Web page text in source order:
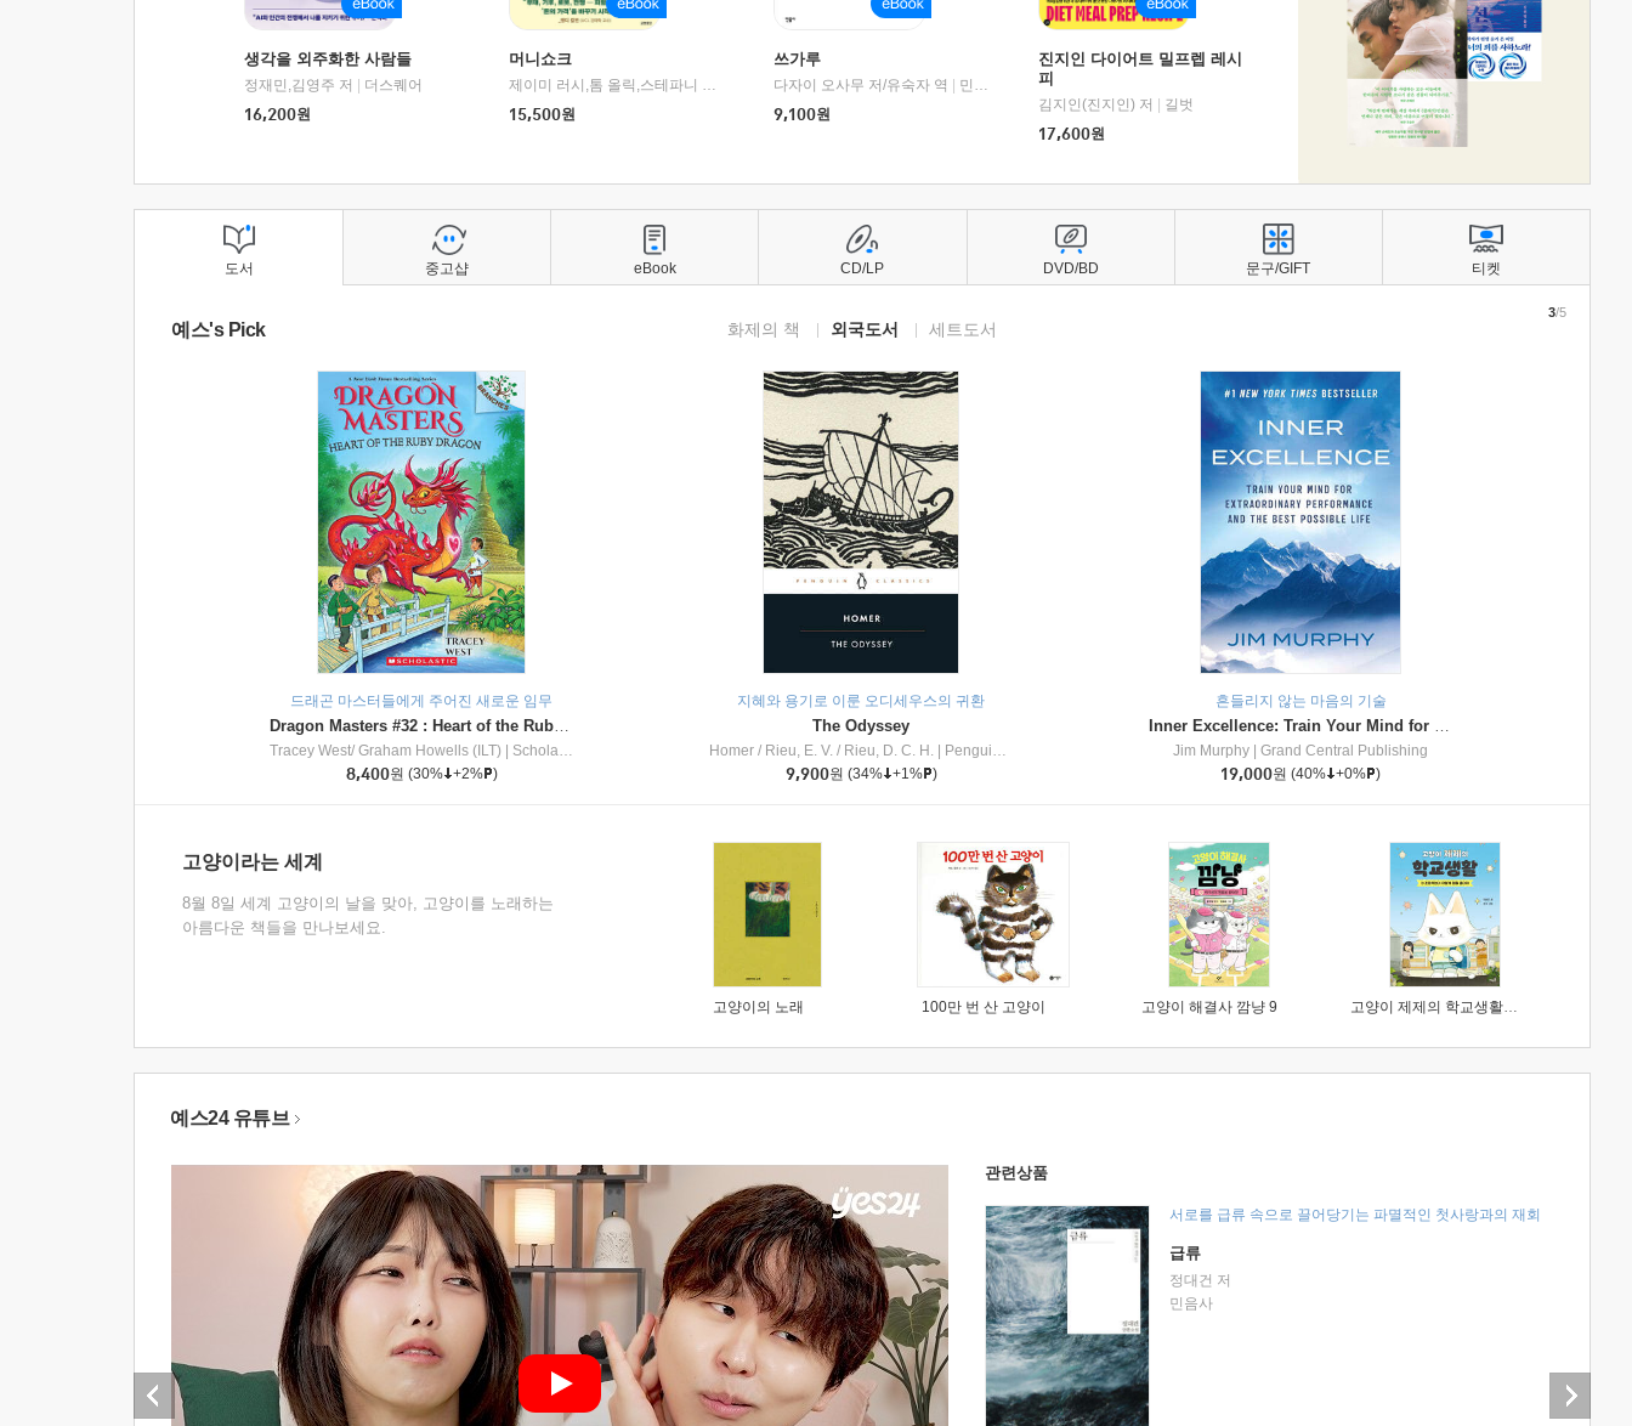
생각을 외주화한 사람들
정재민,김영주 저
더스퀘어
16,200원
머니쇼크
제이미 러시,톰 올릭,스테파니 플랜더스 편저/임경은 역/박정호 감수 |
교보문고
15,500원
쓰가루
다자이 오사무 저/유숙자 역
민음사
9,100원
진지인 다이어트 밀프렙 레시
피
김지인(진지인) 저
길벗
17,600원
도서
예스's Pick 화제의 책 외국도서 세트도서
드래곤 마스터들에게 주어진 새로운 임무
Dragon Masters #32 : Heart of the Ruby Dragon (A Branches Book)
Tracey West/ Graham Howells (ILT)
Scholastic Inc
8,400원 (30% +2% )
지혜와 용기로 이룬 오디세우스의 귀환
The Odyssey
Homer / Rieu, E. V. / Rieu, D. C. H.
Penguin Group
9,900원 (34% +1% )
흔들리지 않는 마음의 기술
Inner Excellence: Train Your Mind for Extraordinary Performance and the Best Possible Life
Jim Murphy
Grand Central Publishing
19,000원 (40% +0% )
3/5
고양이라는 세계
8월 8일 세계 고양이의 날을 맞아, 고양이를 노래하는
아름다운 책들을 만나보세요.
고양이의 노래 100만 번 산 고양이 고양이 해결사 깜냥 9 고양이 제제의 학교생활 1 : 초등학생이 이렇게 힘들 줄이야
중고샵 eBook CD/LP DVD/BD 문구/GIFT 티켓
예스24 유튜브
관련상품
서로를 급류 속으로 끌어당기는 파멸적인 첫사랑과의 재회
급류
정대건 저
민음사